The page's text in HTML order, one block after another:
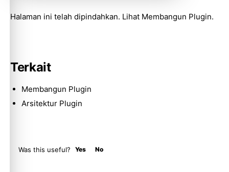
Halaman ini telah dipindahkan. Lihat Membangun Plugin.
Terkait
Membangun Plugin
Arsitektur Plugin
Was this useful? Yes No